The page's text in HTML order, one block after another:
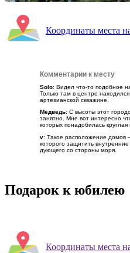
Координаты места
Комментарии к месту
Solo: Видел что-то подобное
Только там в центре
артезианской скважине.
Медведь: С высоты этот
занятно. Мне вот интересно
которых понадобилась
v: Такое расположение домов
которого защитить
дующего со стороны моря.
Подарок к юбилею
Координаты места